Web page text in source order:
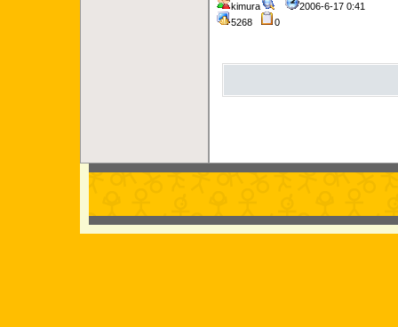
kimura
2006-6-17 0:41
5268
0